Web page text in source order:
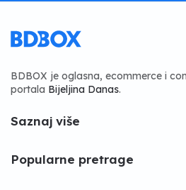
BDBOX je oglasna, ecommerce i
portala Bijeljina Danas.
Saznaj više
Popularne pretrage